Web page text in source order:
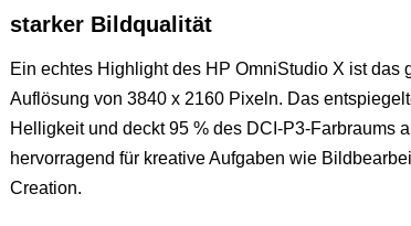
starker Bildqualität
Ein echtes Highlight des HP OmniStudio X ist das
Auflösung von 3840 x 2160 Pixeln. Das
Helligkeit und deckt 95 % des DCI-P3-Farbraums
hervorragend für kreative Aufgaben wie
Creation.